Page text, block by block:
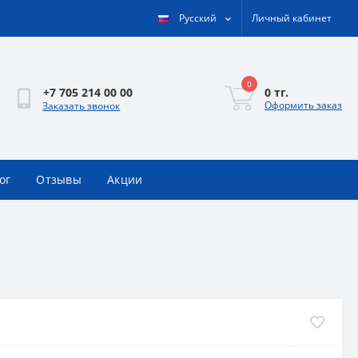
Русский Личный кабинет
+7 705 214 00 00
Заказать звонок
0
0 тг.
Оформить заказ
Отзывы Акции